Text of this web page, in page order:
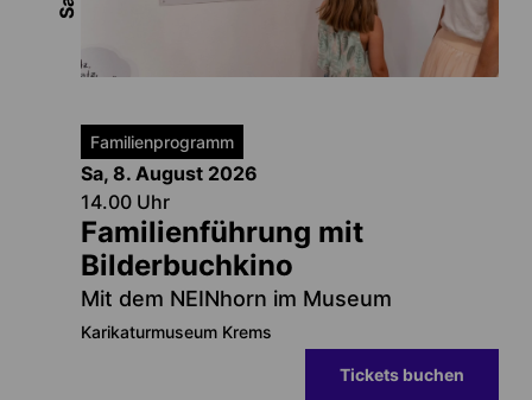
Familienprogramm
Sa, 8. August 2026
14.00 Uhr
Familienführung mit
Bilderbuchkino
Mit dem NEINhorn im Museum
Karikaturmuseum Krems
Tickets buchen